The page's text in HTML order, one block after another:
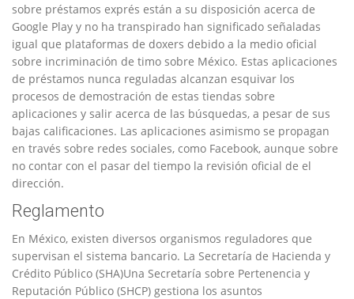
sobre préstamos exprés están a su disposición acerca de
Google Play y no ha transpirado han significado señaladas
igual que plataformas de doxers debido a la medio oficial
sobre incriminación de timo sobre México. Estas aplicaciones
de préstamos nunca reguladas alcanzan esquivar los
procesos de demostración de estas tiendas sobre
aplicaciones y salir acerca de las búsquedas, a pesar de sus
bajas calificaciones. Las aplicaciones asimismo se propagan
en través sobre redes sociales, como Facebook, aunque sobre
no contar con el pasar del tiempo la revisión oficial de el
dirección.
Reglamento
En México, existen diversos organismos reguladores que
supervisan el sistema bancario. La Secretaría de Hacienda y
Crédito Público (SHA)Una Secretaría sobre Pertenencia y
Reputación Público (SHCP) gestiona los asuntos